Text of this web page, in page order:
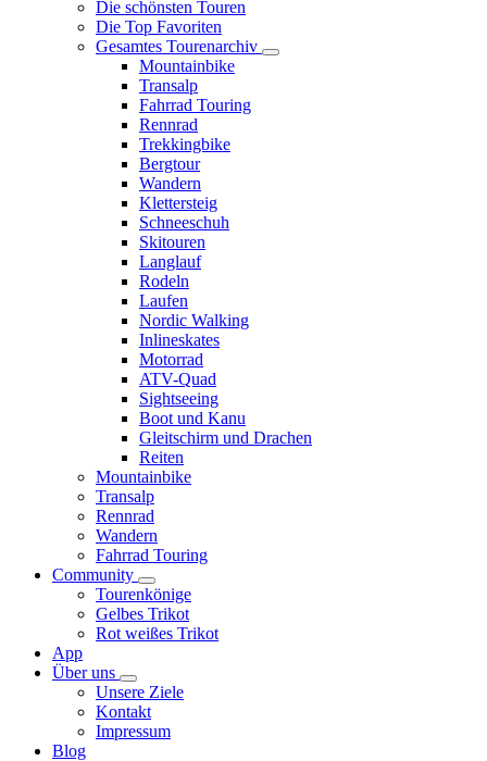
Die schönsten Touren
Die Top Favoriten
Gesamtes Tourenarchiv
Mountainbike
Transalp
Fahrrad Touring
Rennrad
Trekkingbike
Bergtour
Wandern
Klettersteig
Schneeschuh
Skitouren
Langlauf
Rodeln
Laufen
Nordic Walking
Inlineskates
Motorrad
ATV-Quad
Sightseeing
Boot und Kanu
Gleitschirm und Drachen
Reiten
Mountainbike
Transalp
Rennrad
Wandern
Fahrrad Touring
Community
Tourenkönige
Gelbes Trikot
Rot weißes Trikot
App
Über uns
Unsere Ziele
Kontakt
Impressum
Blog